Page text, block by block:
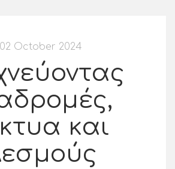
02 October 2024
και